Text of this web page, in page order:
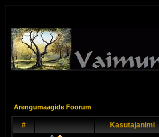
Arengumaagide Foorum
# Kasutajanimi